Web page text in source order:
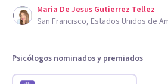
Maria De Jesus Gutierrez Tellez
San Francisco, Estados Unidos de
Psicólogos nominados y premiados